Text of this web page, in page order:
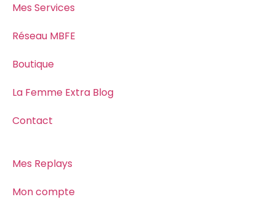
Mes Services
Réseau MBFE
Boutique
La Femme Extra Blog
Contact
Mes Replays
Mon compte